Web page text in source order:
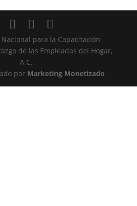
para la Capacitación
de las Empleadas del Hogar,
A.C.
por Marketing Monetizado